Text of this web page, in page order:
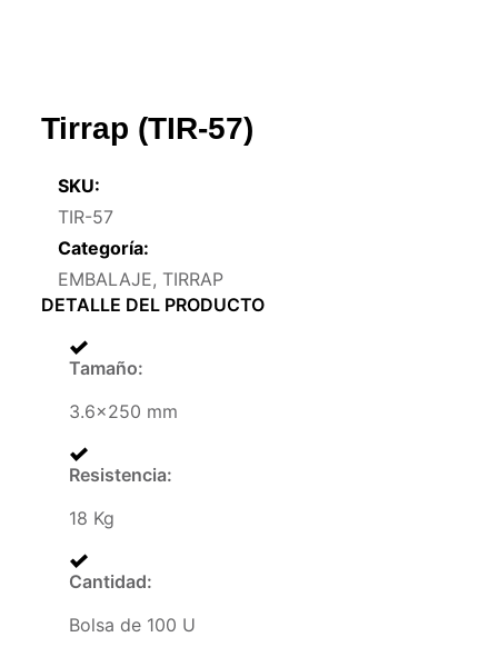
Tirrap (TIR-57)
SKU:
TIR-57
Categoría:
EMBALAJE, TIRRAP
DETALLE DEL PRODUCTO
Tamaño:
3.6×250 mm
Resistencia:
18 Kg
Cantidad:
Bolsa de 100 U